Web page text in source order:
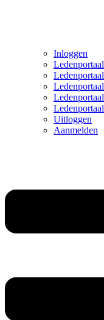
Inloggen
Ledenportaal
Ledenportaal
Ledenportaal
Ledenportaal
Ledenportaal
Uitloggen
Aanmelden